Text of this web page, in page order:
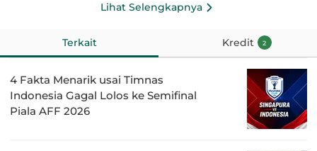
Lihat Selengkapnya
Terkait Kredit 2
4 Fakta Menarik usai Timnas
Indonesia Gagal Lolos ke Semifinal
Piala AFF 2026